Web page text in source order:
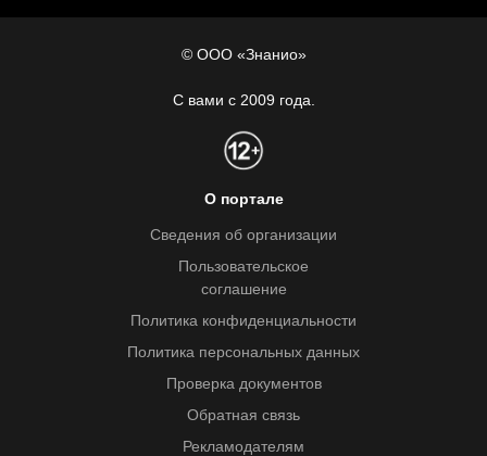
© ООО «Знанио»
С вами с 2009 года.
О портале
Сведения об организации
Пользовательское
соглашение
Политика конфиденциальности
Политика персональных данных
Проверка документов
Обратная связь
Рекламодателям